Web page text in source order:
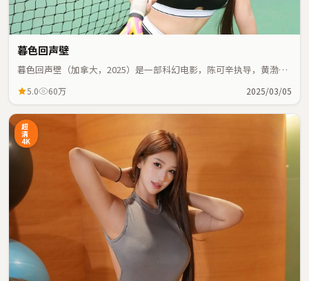
暮色回声壁
暮色回声壁（加拿大，2025）是一部科幻电影，陈可辛执导，黄渤、
5.0 60万 2025/03/05
超
清
4K